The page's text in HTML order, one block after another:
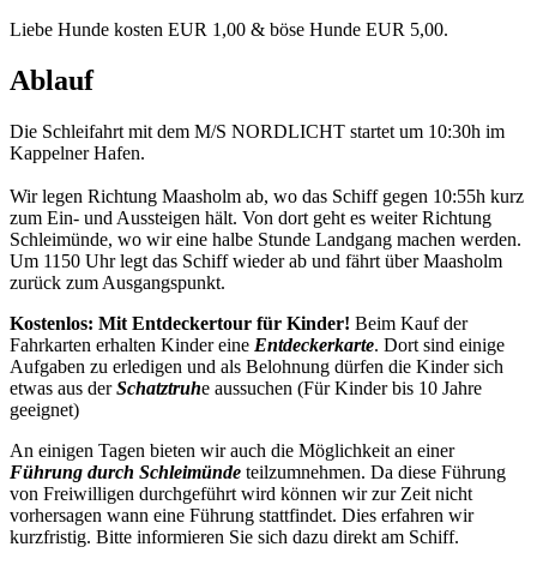
Liebe Hunde kosten EUR 1,00 & böse Hunde EUR 5,00.
Ablauf
Die Schleifahrt mit dem M/S NORDLICHT startet um 10:30h im
Kappelner Hafen.
Wir legen Richtung Maasholm ab, wo das Schiff gegen 10:55h kurz
zum Ein- und Aussteigen hält. Von dort geht es weiter Richtung
Schleimünde, wo wir eine halbe Stunde Landgang machen werden.
Um 1150 Uhr legt das Schiff wieder ab und fährt über Maasholm
zurück zum Ausgangspunkt.
Kostenlos: Mit Entdeckertour für Kinder! Beim Kauf der
Fahrkarten erhalten Kinder eine Entdeckerkarte. Dort sind einige
Aufgaben zu erledigen und als Belohnung dürfen die Kinder sich
etwas aus derSchatztruhe aussuchen (Für Kinder bis 10 Jahre
geeignet)
An einigen Tagen bieten wir auch die Möglichkeit an einer
Führung durch Schleimünde teilzumnehmen. Da diese Führung
von Freiwilligen durchgeführt wird können wir zur Zeit nicht
vorhersagen wann eine Führung stattfindet. Dies erfahren wir
kurzfristig. Bitte informieren Sie sich dazu direkt am Schiff.